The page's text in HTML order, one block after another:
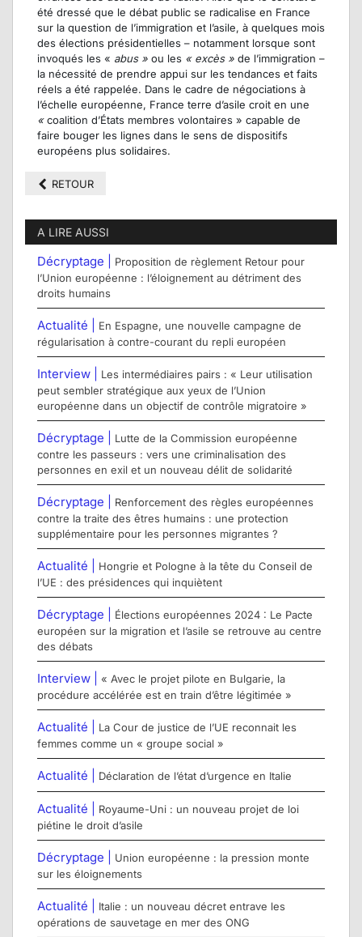
été dressé que le débat public se radicalise en France
sur la question de l’immigration et l’asile, à quelques mois
des élections présidentielles – notamment lorsque sont
invoqués les « abus » ou les « excès » de l’immigration –
la nécessité de prendre appui sur les tendances et faits
réels a été rappelée. Dans le cadre de négociations à
l’échelle européenne, France terre d’asile croit en une
«coalition d’États membres volontaires » capable de
faire bouger les lignes dans le sens de dispositifs
européens plus solidaires.
RETOUR
A LIRE AUSSI
Décryptage |
Proposition de règlement Retour pour
l’Union européenne : l’éloignement au détriment des
droits humains
Actualité |
En Espagne, une nouvelle campagne de
régularisation à contre-courant du repli européen
Interview |
Les intermédiaires pairs : « Leur utilisation
peut sembler stratégique aux yeux de l’Union
européenne dans un objectif de contrôle migratoire »
Décryptage |
Lutte de la Commission européenne
contre les passeurs : vers une criminalisation des
personnes en exil et un nouveau délit de solidarité
Décryptage |
Renforcement des règles européennes
contre la traite des êtres humains : une protection
supplémentaire pour les personnes migrantes ?
Actualité |
Hongrie et Pologne à la tête du Conseil de
l’UE : des présidences qui inquiètent
Décryptage |
Élections européennes 2024 : Le Pacte
européen sur la migration et l’asile se retrouve au centre
des débats
Interview |
« Avec le projet pilote en Bulgarie, la
procédure accélérée est en train d’être légitimée »
Actualité |
La Cour de justice de l’UE reconnait les
femmes comme un « groupe social »
Actualité | Déclaration de l’état d’urgence en Italie
Actualité |
Royaume-Uni : un nouveau projet de loi
piétine le droit d’asile
Décryptage |
Union européenne : la pression monte
sur les éloignements
Actualité |
Italie : un nouveau décret entrave les
opérations de sauvetage en mer des ONG